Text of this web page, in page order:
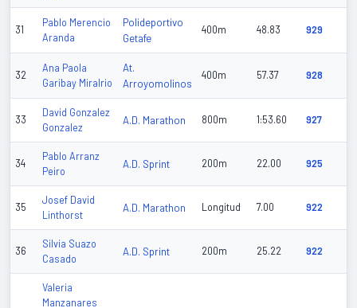
31
Pablo Merencio
Aranda
Polideportivo
Getafe
400m 48.83 929
32
Ana Paola
Garibay Miralrio
At.
Arroyomolinos
400m 57.37 928
33
David Gonzalez
Gonzalez
A.D. Marathon 800m 1:53.60 927
34
Pablo Arranz
Peiro
A.D. Sprint 200m 22.00 925
35
Josef David
Linthorst
A.D. Marathon Longitud 7.00 922
36
Silvia Suazo
Casado
A.D. Sprint 200m 25.22 922
Valeria
Manzanares